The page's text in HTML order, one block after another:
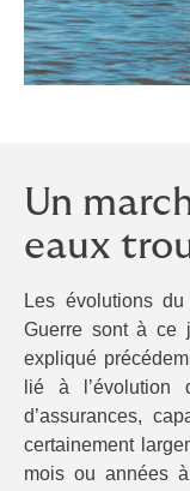
Un
eaux
Les évolutions
Guerre sont à ce
expliqué
lié à l’évolution
d’assurances,
certainement
mois ou années